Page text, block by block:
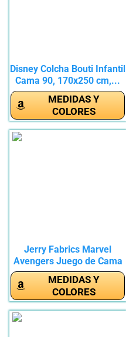
Disney Colcha Bouti Infantil
Cama 90, 170x250 cm,...
MEDIDAS Y
COLORES
Jerry Fabrics Marvel
Avengers Juego de Cama
Funda...
MEDIDAS Y
COLORES